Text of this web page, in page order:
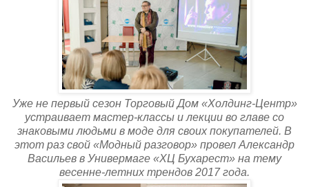
Уже не первый сезон Торговый Дом «Холдинг-Центр»
устраивает мастер-классы и лекции во главе co
знаковыми людьми в моде для своих покупателей. В
этот раз свой «Модный разговор» провел Александр
Васильев в Универмаге «ХЦ Бухарест» на тему
весенне-летних трендов 2017 года.